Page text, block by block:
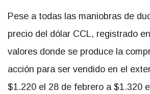
Pese a todas las maniobras de
precio del dólar CCL, registrado
valores donde se produce la
acción para ser vendido en el
$1.220 el 28 de febrero a $1.320